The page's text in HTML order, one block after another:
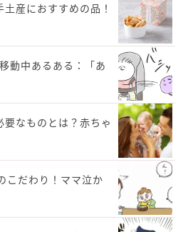
土産におすすめの品！
動中あるある：「あ
なものとは？赤ちゃ
こだわり！ママ泣か